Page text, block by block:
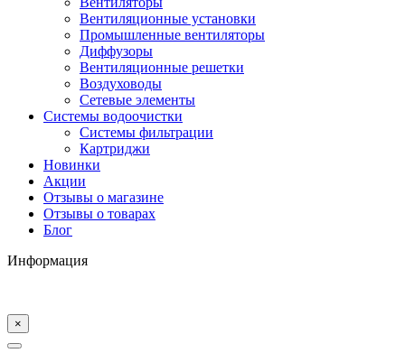
Вентиляционные установки
Промышленные вентиляторы
Диффузоры
Вентиляционные решетки
Воздуховоды
Сетевые элементы
Системы водоочистки
Системы фильтрации
Картриджи
Новинки
Акции
Отзывы о магазине
Отзывы о товарах
Блог
Информация
×